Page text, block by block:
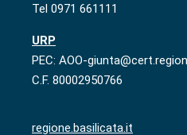
Tel 0971 661111
URP
PEC: AOO-
C.F. 80002950766
regione.basilicata.it